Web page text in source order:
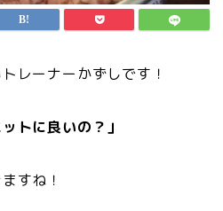
レーナーかずしです！
トに良いの？」
すね！